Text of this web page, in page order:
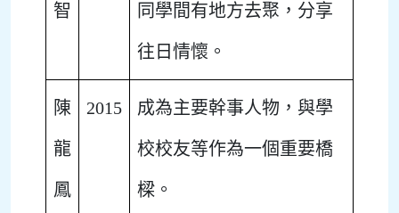
智 同學間有地方去聚，分享
往日情懷。
陳
龍
鳳
2015 成為主要幹事人物，與學
校校友等作為一個重要橋
樑。